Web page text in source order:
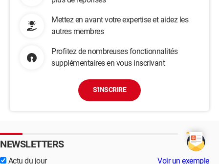
Mettez en avant votre expertise et aidez les
autres membres
Profitez de nombreuses fonctionnalités
supplémentaires en vous inscrivant
S'INSCRIRE
NEWSLETTERS
Actu du jour Voir un exemple